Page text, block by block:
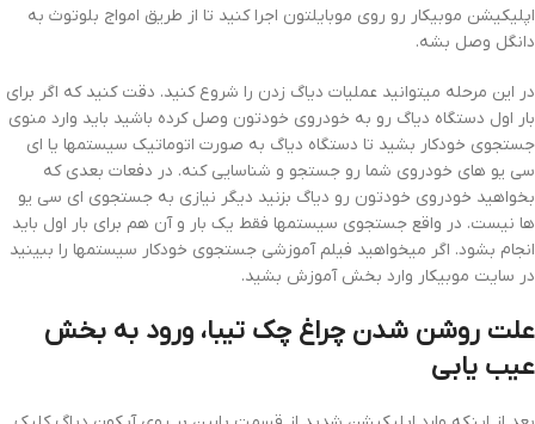
اپلیکیشن موبیکار رو روی موبایلتون اجرا کنید تا از طریق امواج بلوتوث به
دانگل وصل بشه.
در این مرحله میتوانید عملیات دیاگ زدن را شروع کنید. دقت کنید که اگر برای
بار اول دستگاه دیاگ رو به خودروی خودتون وصل کرده باشید باید وارد منوی
جستجوی خودکار بشید تا دستگاه دیاگ به صورت اتوماتیک سیستمها یا ای
سی یو های خودروی شما رو جستجو و شناسایی کنه. در دفعات بعدی که
بخواهید خودروی خودتون رو دیاگ بزنید دیگر نیازی به جستجوی ای سی یو
ها نیست. در واقع جستجوی سیستمها فقط یک بار و آن هم برای بار اول باید
انجام بشود. اگر میخواهید فیلم آموزشی جستجوی خودکار سیستمها را ببینید
در سایت موبیکار وارد بخش آموزش بشید.
علت روشن شدن چراغ چک تیبا، ورود به بخش
عیب یابی